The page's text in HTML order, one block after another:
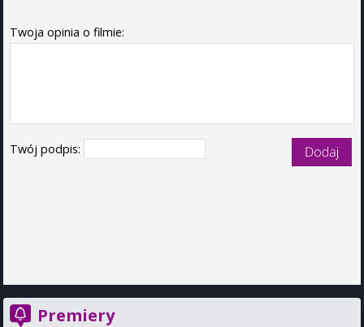
Twoja opinia o filmie:
Twój podpis:
Premiery